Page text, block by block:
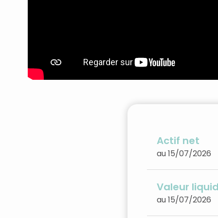
Actif net
au 15/07/2026
Valeur
au 15/07/2026